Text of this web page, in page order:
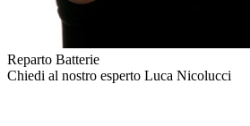
Reparto Batterie
Chiedi al nostro esperto Luca Nicolucci